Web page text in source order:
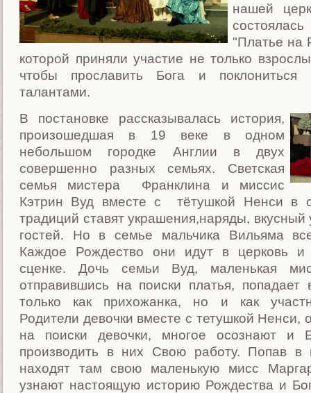
нашей
"Платье на
которой приняли участие не только
чтобы прославить Бога и
талантами.
В постановке рассказывалась история,
произошедшая в 19 веке в одном
небольшом городке Англии в двух
совершенно разных семьях. Светская
семья мистера Франклина и миссис
Кэтрин Вуд вместе с тётушкой Ненси в
традиций ставят украшения,наряды, вкусный
гостей. Но в семье мальчика Вильяма
Каждое Рождество они идут в церковь и
сценке. Дочь семьи Вуд, маленькая
отправившись на поиски платья, попадает
только как прихожанка, но и как
Родители девочки вместе с тетушкой Ненси,
на поиски девочки, многое осознают и
производить в них Свою работу. Попав в
находят там свою маленькую мисс
узнают настоящую историю Рождества и